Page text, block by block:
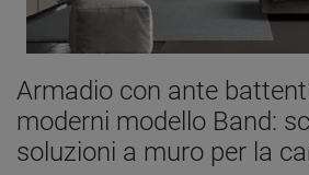
Armadio con ante
moderni modello Band:
soluzioni a muro per la